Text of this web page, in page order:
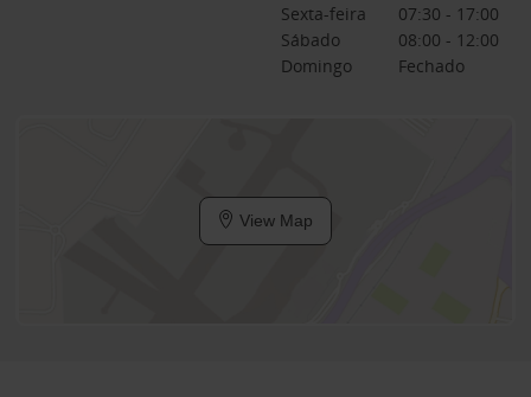
Sexta-feira
07:30 - 17:00
Sábado
08:00 - 12:00
Domingo
Fechado
View Map